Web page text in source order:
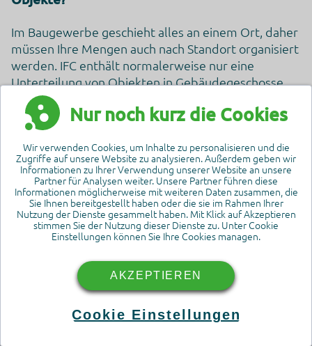
Im Baugewerbe geschieht alles an einem Ort, daher
müssen Ihre Mengen auch nach Standort organisiert
werden. IFC enthält normalerweise nur eine
Unterteilung von Objekten in Gebäudegeschosse,
aber selbst die Gebäudegeschosse entsprechen
möglicherweise nicht Ihren Anforderungen. Gehört
beispielsweise eine Bodenplatte zum darunter oder
darüber liegenden Geschoss und wie sieht es mit
Wänden aus, die mehrere Geschosse hoch sind? In
Simplebim können Sie Objekte problemlos den
Gebäudegeschossen zuordnen, um genau die
Aufteilung zu erhalten, die Sie benötigen.
Anfang. Was ist mit Bauabschnitten, Wohnungen,
Betongüssen usw. In Simplebim können Sie den
Standortprismen verwenden, um Ihre Modelle in
Nur noch kurz die Cookies
Wir verwenden Cookies, um Inhalte zu personalisieren und die
Zugriffe auf unsere Website zu analysieren. Außerdem geben wir
Informationen zu Ihrer Verwendung unserer Website an unsere
Partner für Analysen weiter. Unsere Partner führen diese
Informationen möglicherweise mit weiteren Daten zusammen, die
Sie Ihnen bereitgestellt haben oder die sie im Rahmen Ihrer
Nutzung der Dienste gesammelt haben. Mit Klick auf Akzeptieren
stimmen Sie der Nutzung dieser Dienste zu. Unter Cookie
Einstellungen können Sie Ihre Cookies managen.
AKZEPTIEREN
Cookie Einstellungen